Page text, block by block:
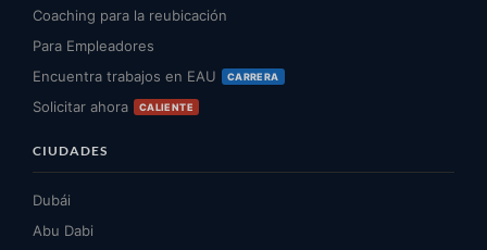
Coaching para la reubicación
Para Empleadores
Encuentra trabajos en EAU
CARRERA
Solicitar ahora CALIENTE
CIUDADES
Dubái
Abu Dabi